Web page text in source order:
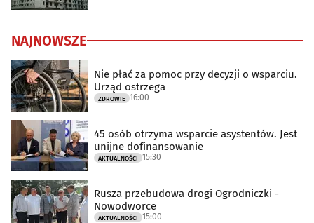
NAJNOWSZE
Nie płać za pomoc przy decyzji o wsparciu.
Urząd ostrzega
ZDROWIE 16:00
45 osób otrzyma wsparcie asystentów. Jest
unijne dofinansowanie
AKTUALNOŚCI 15:30
Rusza przebudowa drogi Ogrodniczki -
Nowodworce
AKTUALNOŚCI 15:00